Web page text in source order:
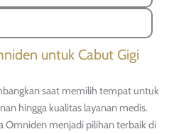
untuk Cabut Gigi
saat memilih tempat untuk
hingga kualitas layanan medis.
Omniden menjadi pilihan terbaik di